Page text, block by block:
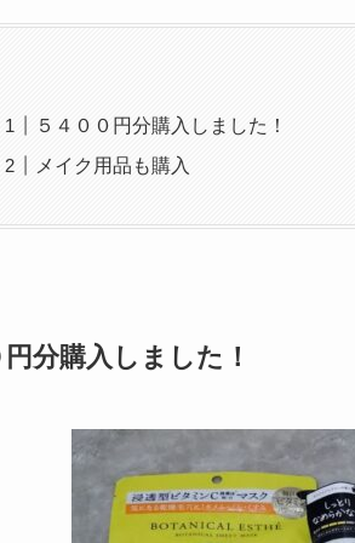
５４００円分購入しました！
メイク用品も購入
円分購入しました！